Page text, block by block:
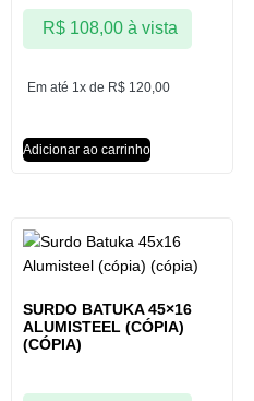
Em até 1x de R$ 120,00
R$108,00 à vista
Adicionar ao carrinho
SURDO BATUKA 45×16
ALUMISTEEL (CÓPIA)
(CÓPIA)